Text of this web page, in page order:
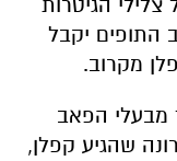
הגיטרות
התופים יקבל
מקרוב.
מבעלי הפאב
שהגיע קפלן,